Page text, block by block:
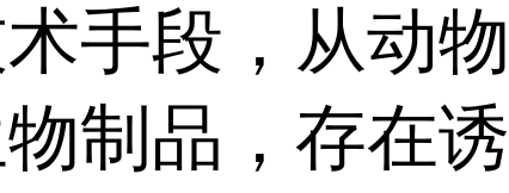
手段，从动
制品，存在